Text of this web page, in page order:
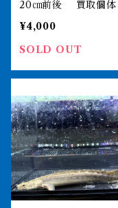
20㎝前後 買取個体
¥4,000
SOLD OUT